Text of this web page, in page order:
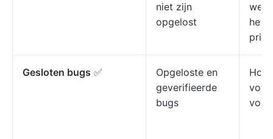
niet zijn
opgelost
het
Gesloten bugs ✅
Opgeloste en
geverifieerde
bugs